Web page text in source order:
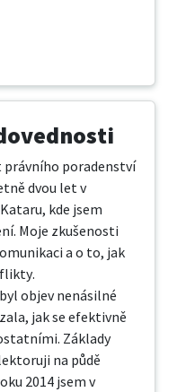
právního poradenství
dvou let v
kde jsem
Moje zkušenosti
a o to, jak
objev nenásilné
jak se efektivně
Základy
na půdě
2014 jsem v